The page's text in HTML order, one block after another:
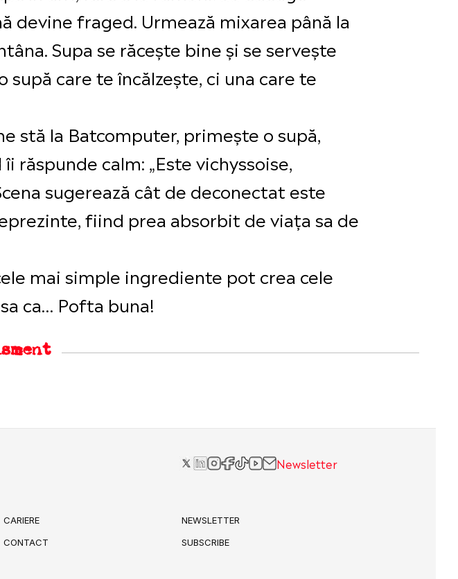
devine fraged. Urmează mixarea până la
Supa se răcește bine și se servește
care te încălzește, ci una care te
stă la Batcomputer, primește o supă,
răspunde calm: „Este vichyssoise,
sugerează cât de deconectat este
fiind prea absorbit de viața sa de
mai simple ingrediente pot crea cele
ca… Pofta buna!
Newsletter
CARIERE
CONTACT
NEWSLETTER
SUBSCRIBE